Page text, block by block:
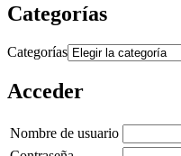
Categorías
Categorías
Acceder
Nombre de usuario